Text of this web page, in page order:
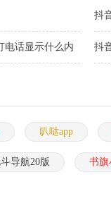
抖
电话显示什么内 抖
叭哒app
导航20版 书旗